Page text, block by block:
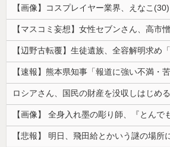
ロシアさん、国民の財産を没収しはじめる